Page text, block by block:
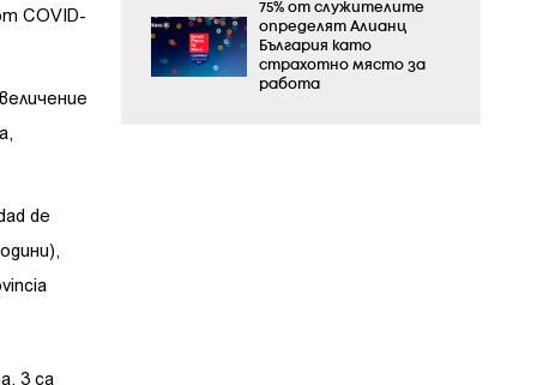
COVID-
de
3 са
75% от служителите
определят Алианц
България като
страхотно място за
работа